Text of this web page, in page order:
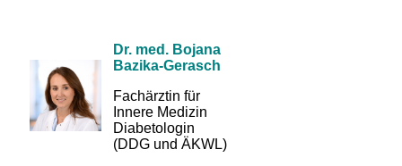
Dr. med. Bojana
Bazika-Gerasch
Fachärztin für
Innere Medizin
Diabetologin
(DDG und ÄKWL)